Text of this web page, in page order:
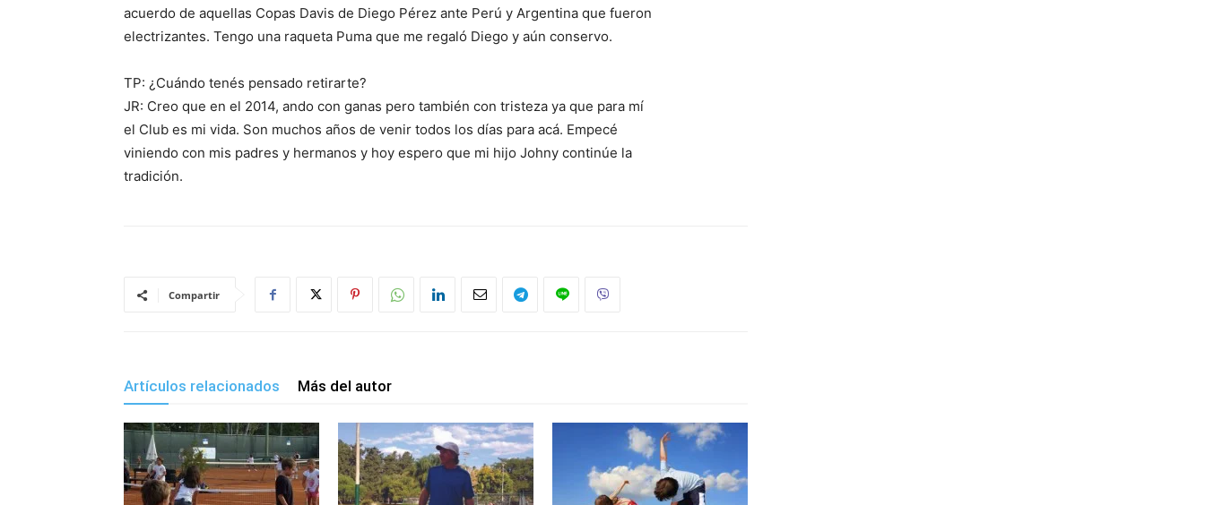
acuerdo de aquellas Copas Davis de Diego Pérez ante Perú y Argentina que fueron
electrizantes. Tengo una raqueta Puma que me regaló Diego y aún conservo.
TP: ¿Cuándo tenés pensado retirarte?
JR: Creo que en el 2014, ando con ganas pero también con tristeza ya que para mí
el Club es mi vida. Son muchos años de venir todos los días para acá. Empecé
viniendo con mis padres y hermanos y hoy espero que mi hijo Johny continúe la
tradición.
Compartir
Artículos relacionados Más del autor